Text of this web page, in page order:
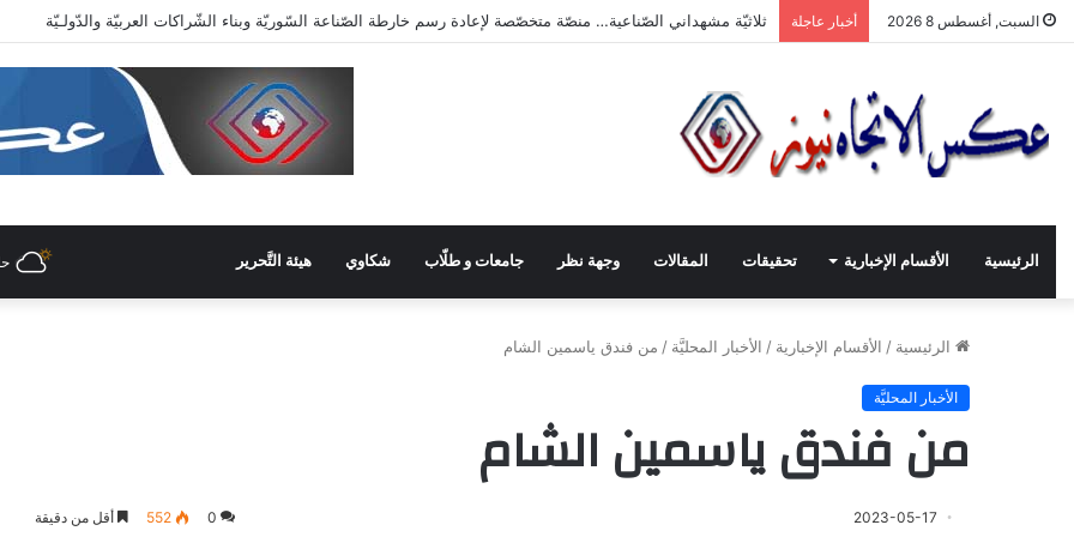
السبت, أغسطس 8 2026 أخبار عاجلة “ثلاثيّة مشهداني الصّناعيّة” تنطلق برعاية وزاريّة.. ملتقى واعد للصناعات الهندسيّة والبلاستيكيّة والكيميائيّة
الرئيسية الأقسام الإخبارية تحقيقات المقالات وجهة نظر جامعات و طلّاب شكاوي هيئة التَّحرير
الرئيسية / الأقسام الإخبارية / الأخبار المحليَّة / من فندق ياسمين الشام
الأخبار المحليَّة
من فندق ياسمين الشام
2023-05-17
0
552 أقل من دقيقة